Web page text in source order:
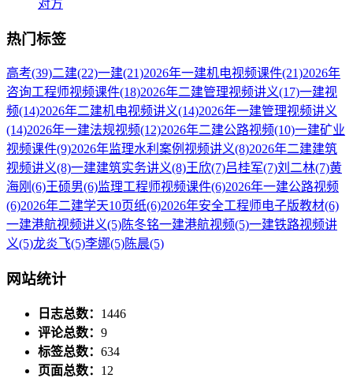
对方
热门标签
高考(39)二建(22)一建(21)2026年一建机电视频课件(21)2026年
咨询工程师视频课件(18)2026年二建管理视频讲义(17)一建视
频(14)2026年二建机电视频讲义(14)2026年一建管理视频讲义
(14)2026年一建法规视频(12)2026年二建公路视频(10)一建矿业
视频课件(9)2026年监理水利案例视频讲义(8)2026年二建建筑
视频讲义(8)一建建筑实务讲义(8)王欣(7)吕桂军(7)刘二林(7)黄
海刚 (6)王硕男(6)监理工程师视频课件(6)2026年一建公路视频
(6)2026年二建学天10页纸(6)2026年安全工程师电子版教材(6)
一建港航视频讲义(5)陈冬铭一建港航视频(5)一建铁路视频讲
义(5)龙炎飞(5)李娜(5)陈晨(5)
网站统计
日志总数： 1446
评论总数： 9
标签总数： 634
页面总数： 12